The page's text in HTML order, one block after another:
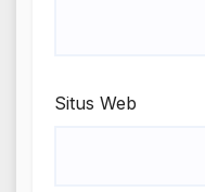
Situs Web